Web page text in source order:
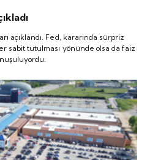
açıklandı. Fed, kararında sürpriz
sabit tutulması yönünde olsa da faiz